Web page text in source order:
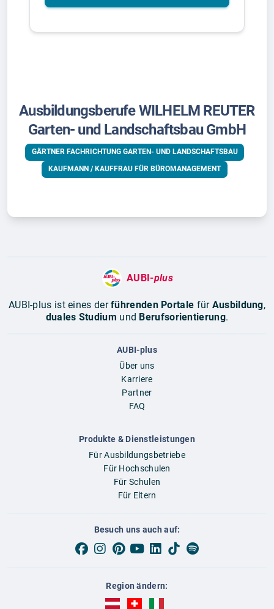
Ausbildungsberufe WILHELM REUTER
Garten- und Landschaftsbau GmbH
GÄRTNER FACHRICHTUNG GARTEN- UND LANDSCHAFTSBAU
KAUFMANN / KAUFFRAU FÜR BÜROMANAGEMENT
AUBI-plus
AUBI-plus ist eines derführenden Portale für Ausbildung,
duales Studium und Berufsorientierung.
AUBI-plus
Über uns
Karriere
Partner
FAQ
Produkte & Dienstleistungen
Für Ausbildungsbetriebe
Für Hochschulen
Für Schulen
Für Eltern
Besuch uns auch auf:
Region ändern:
AUBI-plus Österreich (deutsch)
AUBI-plus Schweiz (deutsch)
AUBI-plus Italien (deutsch)